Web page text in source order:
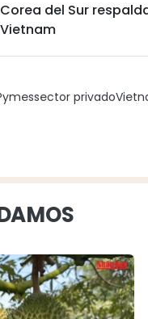
Corea del Sur
Vietnam
sector privado